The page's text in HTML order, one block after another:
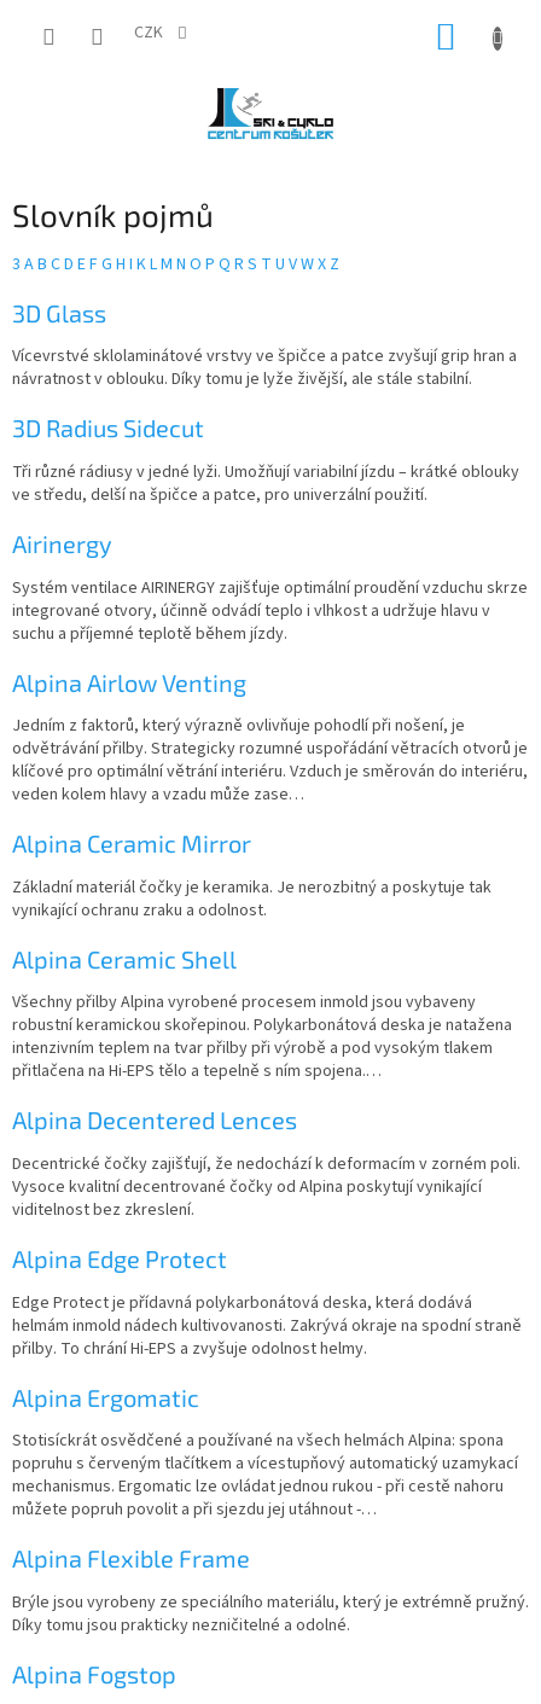
CZK
Slovník pojmů
3 AB CD EFG H I KLM N O P Q R S T U VWX Z
V
p
i
s
s
l
o
n
í
k
o
ý
h
p
o
m
3D Glass
Vícevrstvé sklolaminátové vrstvy ve špičce a patce zvyšují grip hran a
návratnost v oblouku. Díky tomu je lyže živější, ale stále stabilní.
3D Radius Sidecut
Tři různé rádiusy v jedné lyži. Umožňují variabilní jízdu – krátké oblouky
ve středu, delší na špičce a patce, pro univerzální použití.
Airinergy
Systém ventilace AIRINERGY zajišťuje optimální proudění vzduchu skrze
integrované otvory, účinně odvádí teplo i vlhkost a udržuje hlavu v
suchu a příjemné teplotě během jízdy.
Alpina Airlow Venting
Jedním z faktorů, který výrazně ovlivňuje pohodlí při nošení, je
odvětrávání přilby. Strategicky rozumné uspořádání větracích otvorů je
klíčové pro optimální větrání interiéru. Vzduch je směrován do interiéru,
veden kolem hlavy a vzadu může zase…
Alpina Ceramic Mirror
Základní materiál čočky je keramika. Je nerozbitný a poskytuje tak
vynikající ochranu zraku a odolnost.
Alpina Ceramic Shell
Všechny přilby Alpina vyrobené procesem inmold jsou vybaveny
robustní keramickou skořepinou. Polykarbonátová deska je natažena
intenzivním teplem na tvar přilby při výrobě a pod vysokým tlakem
přitlačena na Hi-EPS tělo a tepelně s ním spojena.…
Alpina Decentered Lences
Decentrické čočky zajišťují, že nedochází k deformacím v zorném poli.
Vysoce kvalitní decentrované čočky od Alpina poskytují vynikající
viditelnost bez zkreslení.
Alpina Edge Protect
Edge Protect je přídavná polykarbonátová deska, která dodává
helmám inmold nádech kultivovanosti. Zakrývá okraje na spodní straně
přilby. To chrání Hi-EPS a zvyšuje odolnost helmy.
Alpina Ergomatic
Stotisíckrát osvědčené a používané na všech helmách Alpina: spona
popruhu s červeným tlačítkem a vícestupňový automatický uzamykací
mechanismus. Ergomatic lze ovládat jednou rukou - při cestě nahoru
můžete popruh povolit a při sjezdu jej utáhnout -…
Alpina Flexible Frame
Brýle jsou vyrobeny ze speciálního materiálu, který je extrémně pružný.
Díky tomu jsou prakticky nezničitelné a odolné.
Alpina Fogstop